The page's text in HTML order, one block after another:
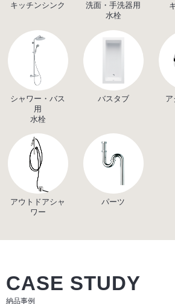
キッチンシンク
洗面・手洗器用
水栓
シャワー・バス
用
水栓
バスタブ ア
アウトドアシャ
ワー
パーツ
CASE STUDY
納品事例